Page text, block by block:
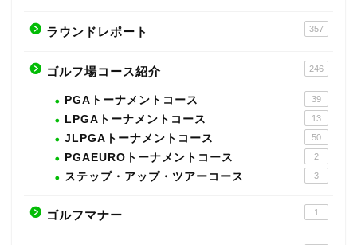
ラウンドレポート 357
ゴルフ場コース紹介 246
PGAトーナメントコース 39
LPGAトーナメントコース 13
JLPGAトーナメントコース 50
PGAEUROトーナメントコース 2
ステップ・アップ・ツアーコース 3
ゴルフマナー 1